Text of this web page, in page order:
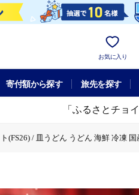
お気に入り
寄付額から探す 旅先を探す
「ふるさとチョ
(FS26) / 皿うどん うどん 海鮮 冷凍